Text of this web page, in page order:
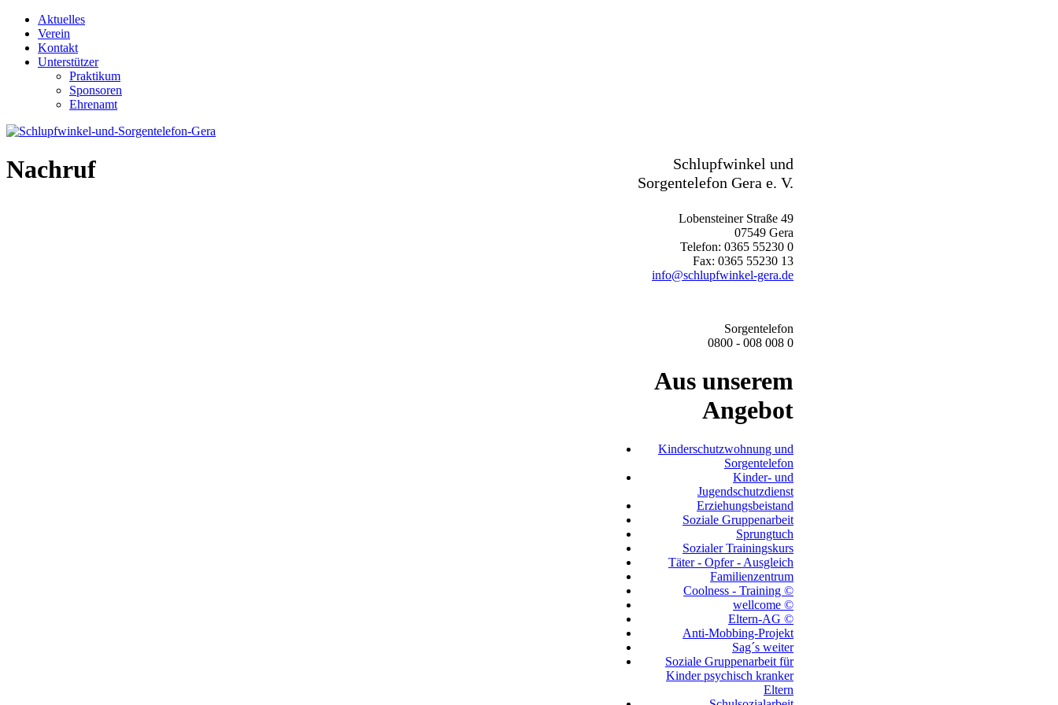
Aktuelles
Verein
Kontakt
Unterstützer
Praktikum
Sponsoren
Ehrenamt
Nachruf
Schlupfwinkel und
Sorgentelefon Gera e. V.
Lobensteiner Straße 49
07549 Gera
Telefon: 0365 55230 0
Fax: 0365 55230 13
info@schlupfwinkel-gera.de
Sorgentelefon
0800 - 008 008 0
Aus unserem
Angebot
Kinderschutzwohnung und
Sorgentelefon
Kinder- und
Jugendschutzdienst
Erziehungsbeistand
Soziale Gruppenarbeit
Sprungtuch
Sozialer Trainingskurs
Täter - Opfer - Ausgleich
Familienzentrum
Coolness - Training ©
wellcome ©
Eltern-AG ©
Anti-Mobbing-Projekt
Sag´s weiter
Soziale Gruppenarbeit für
Kinder psychisch kranker
Eltern